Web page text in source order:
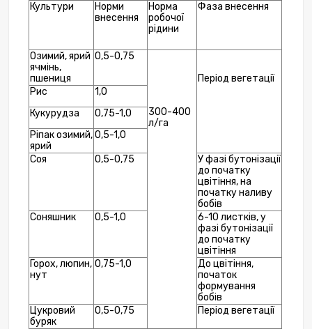
Культури
Норми
внесення
Норма
робочої
рідини
Фаза внесення
Озимий, ярий
ячмінь,
пшениця
0,5-0,75
300-400
л/га
Період вегетації
Рис
1,0
Кукурудза
0,75-1,0
Ріпак озимий,
ярий
0,5-1,0
Соя 0,5-0,75
У фазі бутонізації
до початку
цвітіння, на
початку наливу
бобів
Соняшник
0,5-1,0
6-10 листків, у
фазі бутонізації
до початку
цвітіння
Горох, люпин,
нут
0,75-1,0
До цвітіння,
початок
формування
бобів
Цукровий
буряк
0,5-0,75 Період вегетації